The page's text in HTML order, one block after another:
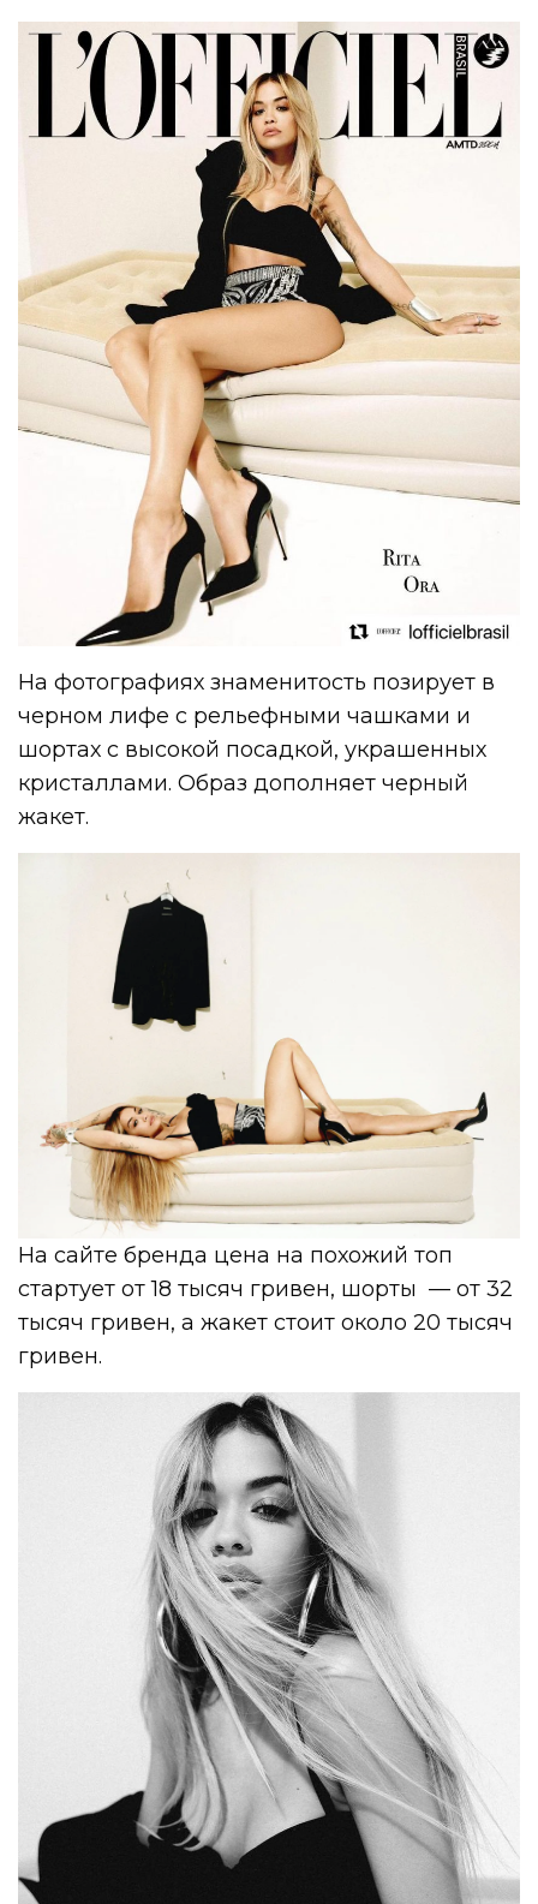
На фотографиях знаменитость позирует в
черном лифе с рельефными чашками и
шортах с высокой посадкой, украшенных
кристаллами. Образ дополняет черный
жакет.
На сайте бренда цена на похожий топ
стартует от 18 тысяч гривен, шорты — от 32
тысяч гривен, а жакет стоит около 20 тысяч
гривен.